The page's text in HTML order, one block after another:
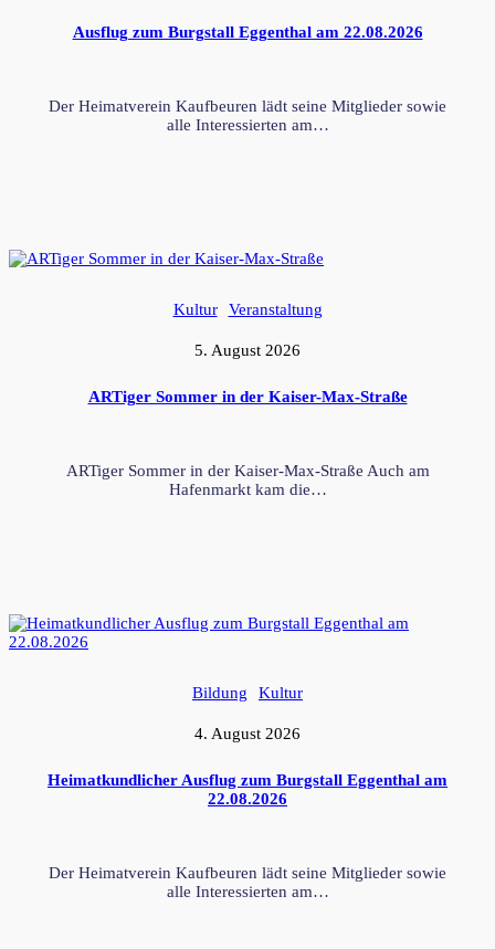
Ausflug zum Burgstall Eggenthal am 22.08.2026
Der Heimatverein Kaufbeuren lädt seine Mitglieder sowie
alle Interessierten am…
Kultur Veranstaltung
5. August 2026
ARTiger Sommer in der Kaiser-Max-Straße
ARTiger Sommer in der Kaiser-Max-Straße Auch am
Hafenmarkt kam die…
Bildung Kultur
4. August 2026
Heimatkundlicher Ausflug zum Burgstall Eggenthal am
22.08.2026
Der Heimatverein Kaufbeuren lädt seine Mitglieder sowie
alle Interessierten am…